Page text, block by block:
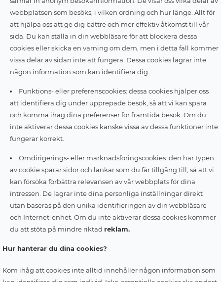
webbplatsen som besöks, i vilken ordning och hur länge. Allt för
att hjälpa oss att ge dig bättre och mer effektiv åtkomst till vår
sida. Du kan ställa in din webbläsare för att blockera dessa
cookies eller skicka en varning om dem, men i detta fall kommer
vissa delar av sidan inte att fungera. Dessa cookies lagrar inte
någon information som kan identifiera dig.
Funktions- eller preferenscookies: dessa cookies hjälper oss
att identifiera dig under upprepade besök, så att vi kan spara
och komma ihåg dina preferenser för framtida besök. Om du
inte aktiverar dessa cookies kanske vissa av dessa funktioner inte
fungerar korrekt.
Omdirigerings- eller marknadsföringscookies: den här typen
av cookie spårar sidor och länkar som du får tillgång till, så att vi
kan försöka förbättra relevansen av vår webbplats för dina
intressen. De lagrar inte dina personliga inställningar direkt
utan baseras på den unika identifieringen av din webbläsare
och Internet-enhet. Om du inte aktiverar dessa cookies kommer
du att stöta på mindre riktad reklam.
Hur hanterar du dina cookies?
Kom ihåg att cookies inte alltid innehåller någon information som